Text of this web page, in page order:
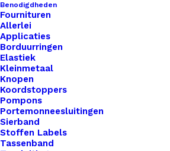
Benodigdheden
Fournituren
Allerlei
Applicaties
Borduurringen
Elastiek
Kleinmetaal
Knopen
Koordstoppers
Pompons
Portemonneesluitingen
Sierband
Stoffen Labels
Tassenband